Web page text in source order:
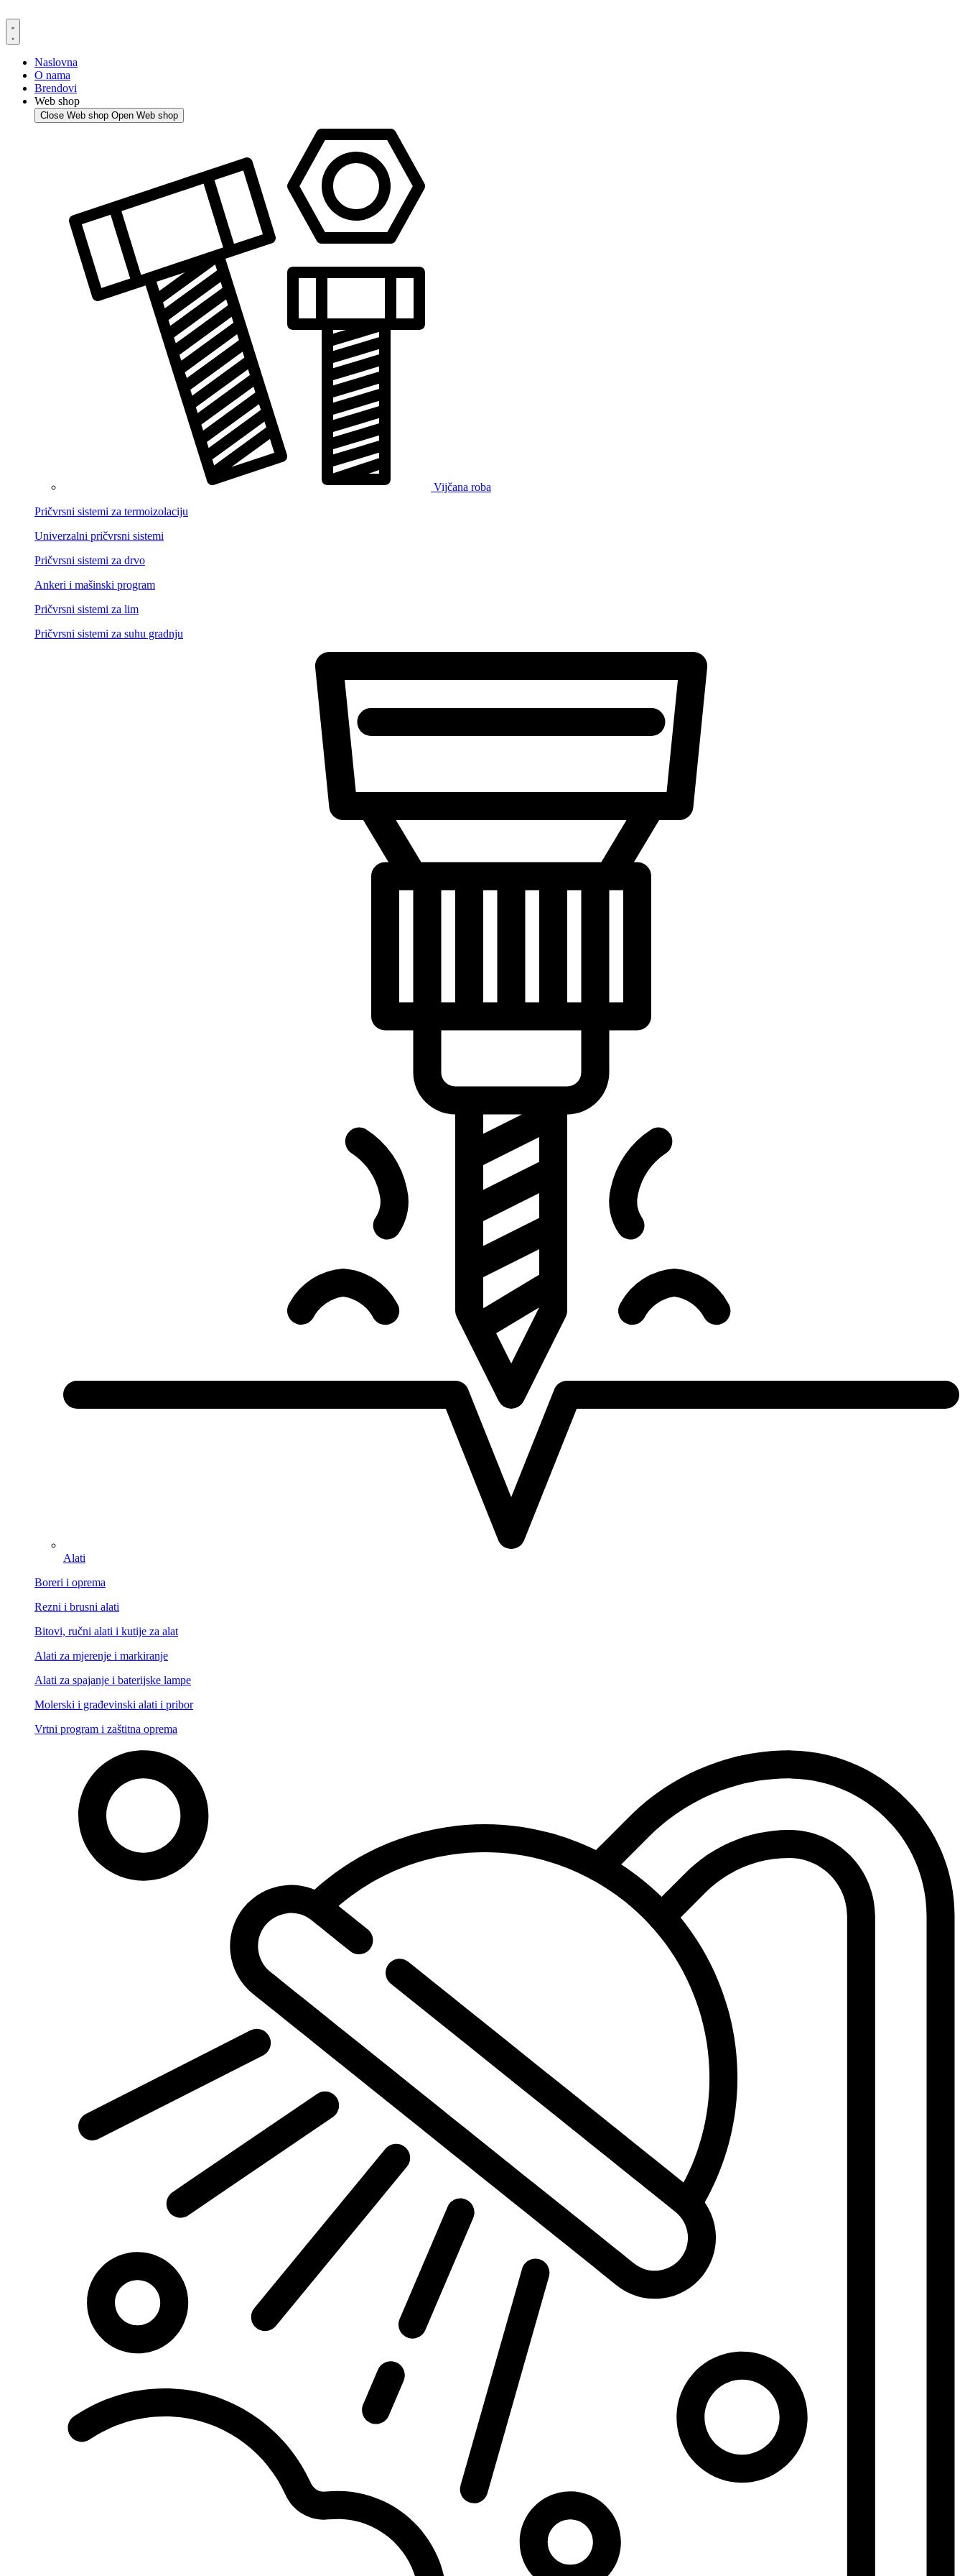
to
content
Naslovna
O nama
Brendovi
Web shop
Close Web shop Open Web shop
Vijčana roba
Pričvrsni sistemi za termoizolaciju
Univerzalni pričvrsni sistemi
Pričvrsni sistemi za drvo
Ankeri i mašinski program
Pričvrsni sistemi za lim
Pričvrsni sistemi za suhu gradnju
Alati
Boreri i oprema
Rezni i brusni alati
Bitovi, ručni alati i kutije za alat
Alati za mjerenje i markiranje
Alati za spajanje i baterijske lampe
Molerski i građevinski alati i pribor
Vrtni program i zaštitna oprema